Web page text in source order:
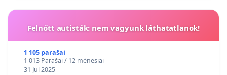
Felnőtt autisták: nem vagyunk láthatatlanok!
1 105 parašai
1 013 Parašai / 12 mėnesiai
31 Jul 2025